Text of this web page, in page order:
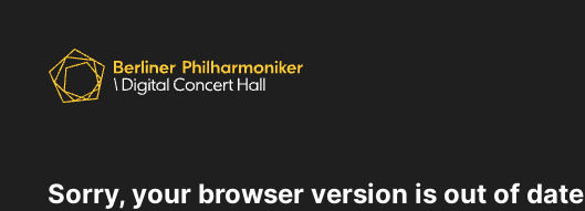
Sorry, your browser version is out of date